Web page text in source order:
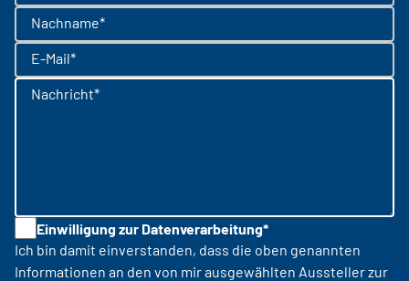
Nachname*
E-Mail*
Nachricht*
Einwilligung zur Datenverarbeitung*
Ich bin damit einverstanden, dass die oben genannten
Informationen an den von mir ausgewählten Aussteller zur